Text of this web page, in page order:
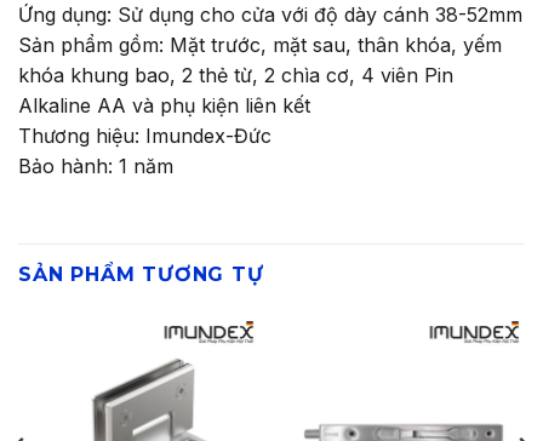
Ứng dụng: Sử dụng cho cửa với độ dày cánh 38-52mm
Sản phẩm gồm: Mặt trước, mặt sau, thân khóa, yếm
khóa khung bao, 2 thẻ từ, 2 chìa cơ, 4 viên Pin
Alkaline AA và phụ kiện liên kết
Thương hiệu: Imundex-Đức
Bảo hành: 1 năm
SẢN PHẨM TƯƠNG TỰ